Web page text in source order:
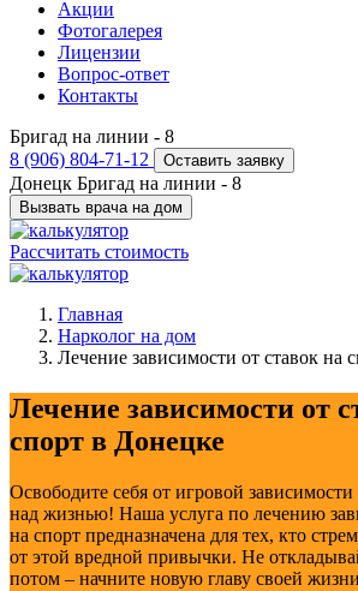
Акции
Фотогалерея
Лицензии
Вопрос-ответ
Контакты
Бригад на линии - 8
8 (906) 804-71-12
Оставить заявку
Донецк Бригад на линии - 8
Вызвать врача на дом
Рассчитать стоимость
Главная
Нарколог на дом
Лечение зависимости от ставок на
Лечение зависимости от
спорт в Донецке
Освободите себя от игровой
над жизнью! Наша услуга по лечению
на спорт предназначена для тех, кто
от этой вредной привычки. Не
потом – начните новую главу своей